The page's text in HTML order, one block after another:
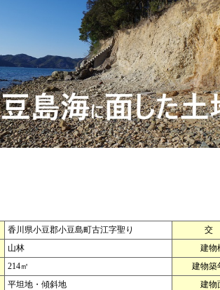
香川県小豆郡小豆島町古江字聖り
交
山林
建物
214㎡
建物築
平坦地・傾斜地
建物